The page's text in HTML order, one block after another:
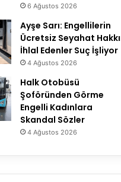
6 Ağustos 2026
Ayşe Sarı: Engellilerin
Ücretsiz Seyahat
İhlal Edenler Suç İşliyor
4 Ağustos 2026
Halk Otobüsü
Şoföründen Görme
Engelli Kadınlara
Skandal Sözler
4 Ağustos 2026